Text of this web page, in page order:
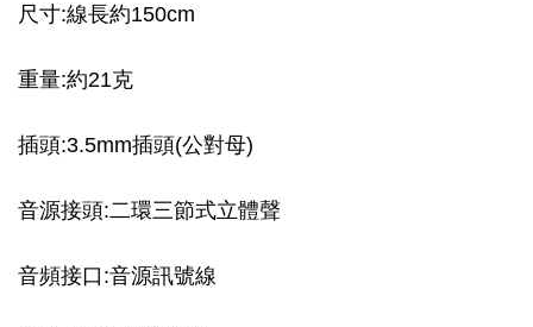
尺寸:線長約150cm
重量:約21克
插頭:3.5mm插頭(公對母)
音源接頭:二環三節式立體聲
音頻接口:音源訊號線